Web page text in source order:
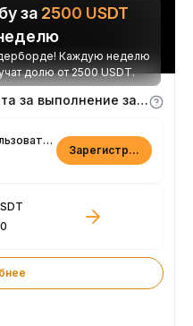
за 2500 USDT
Каждую неделю
долю от 2500 USDT.
Зарабатывайте баллы опыта за выполнение заданий
Регистрация нового пользователя
Зарегистрироваться